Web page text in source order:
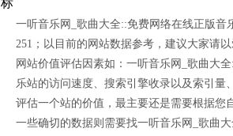
一听音乐网_歌曲大全::免费网络在线正版音
251；以目前的网站数据参考，建议大家请
网站价值评估因素如：一听音乐网_歌曲大
乐站的访问速度、搜索引擎收录以及索引量
评估一个站的价值，最主要还是需要根据您
一些确切的数据则需要找一听音乐网_歌曲